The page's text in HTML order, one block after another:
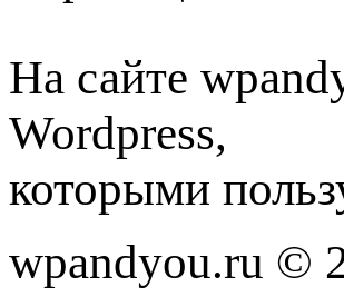
На сайте
Wordpress,
которыми
wpandyou.ru ©